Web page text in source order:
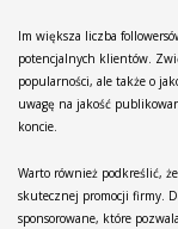
Im większa liczba
potencjalnych klientów.
popularności, ale także o
uwagę na jakość
koncie.
Warto również podkreślić,
skutecznej promocji firmy.
sponsorowane, które